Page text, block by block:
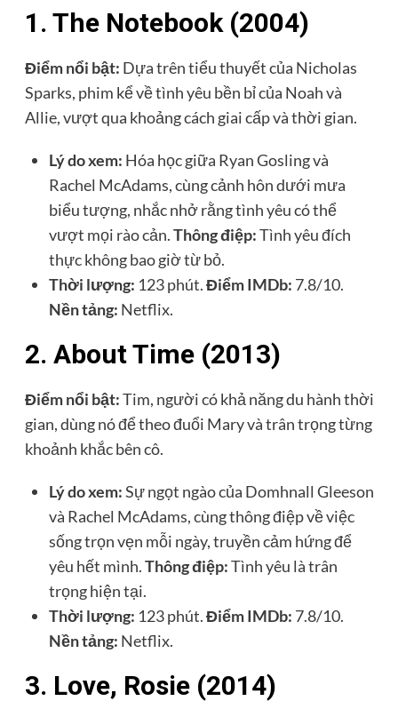
1. The Notebook (2004)
Điểm nổi bật: Dựa trên tiểu thuyết của Nicholas
Sparks, phim kể về tình yêu bền bỉ của Noah và
Allie, vượt qua khoảng cách giai cấp và thời gian.
Lý do xem: Hóa học giữa Ryan Gosling và
Rachel McAdams, cùng cảnh hôn dưới mưa
biểu tượng, nhắc nhở rằng tình yêu có thể
vượt mọi rào cản.Thông điệp:Tình yêu đích
thực không bao giờ từ bỏ.
Thời lượng: 123 phút.Điểm IMDb: 7.8/10.
Nền tảng: Netflix.
2. About Time (2013)
Điểm nổi bật:Tim, người có khả năng du hành thời
gian, dùng nó để theo đuổi Mary và trân trọng từng
khoảnh khắc bên cô.
Lý do xem:Sự ngọt ngào của Domhnall Gleeson
và Rachel McAdams, cùng thông điệp về việc
sống trọn vẹn mỗi ngày, truyền cảm hứng để
yêu hết mình.Thông điệp:Tình yêu là trân
trọng hiện tại.
Thời lượng: 123 phút.Điểm IMDb: 7.8/10.
Nền tảng: Netflix.
3. Love, Rosie (2014)